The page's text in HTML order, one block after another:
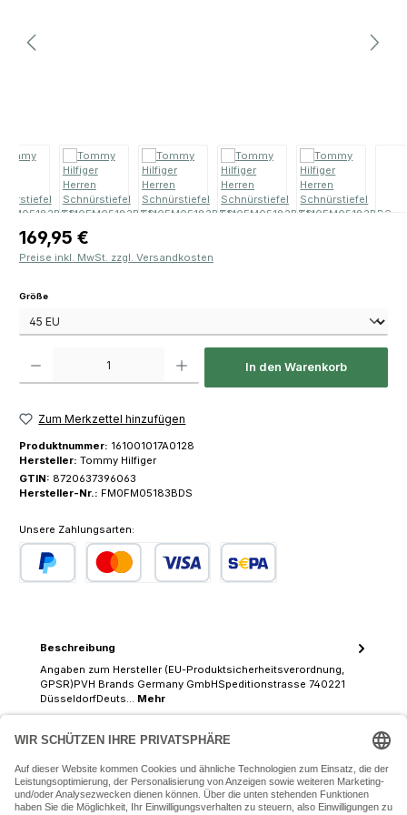
Regulärer Preis:
169,95 €
Preise inkl. MwSt. zzgl. Versandkosten
Größeauswählen
In den Warenkorb
Zum Merkzettel hinzufügen
Produktnummer: 161001017A0128
Hersteller: Tommy Hilfiger
GTIN: 8720637396063
Hersteller-Nr.: FM0FM05183BDS
Unsere Zahlungsarten:
Beschreibung
Angaben zum Hersteller (EU-Produktsicherheitsverordnung,
GPSR)PVH Brands Germany GmbHSpeditionstrasse 740221
DüsseldorfDeuts… Mehr
07243 54050 (Mo-Fr: 9.30 - 18:30 Uhr Sa: 9:30 - 16 Uhr)
SERVICE-HOTLINE